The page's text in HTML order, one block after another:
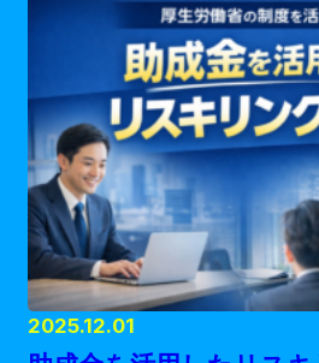
2025.12.01